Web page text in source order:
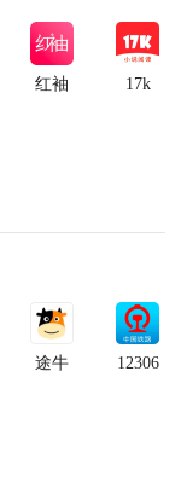
红袖 17k
途牛 12306